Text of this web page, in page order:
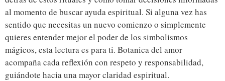
al momento de buscar ayuda espiritual. Si alguna vez has
sentido que necesitas un nuevo comienzo o simplemente
quieres entender mejor el poder de los simbolismos
mágicos, esta lectura es para ti. Botanica del amor
acompaña cada reflexión con respeto y responsabilidad,
guiándote hacia una mayor claridad espiritual.